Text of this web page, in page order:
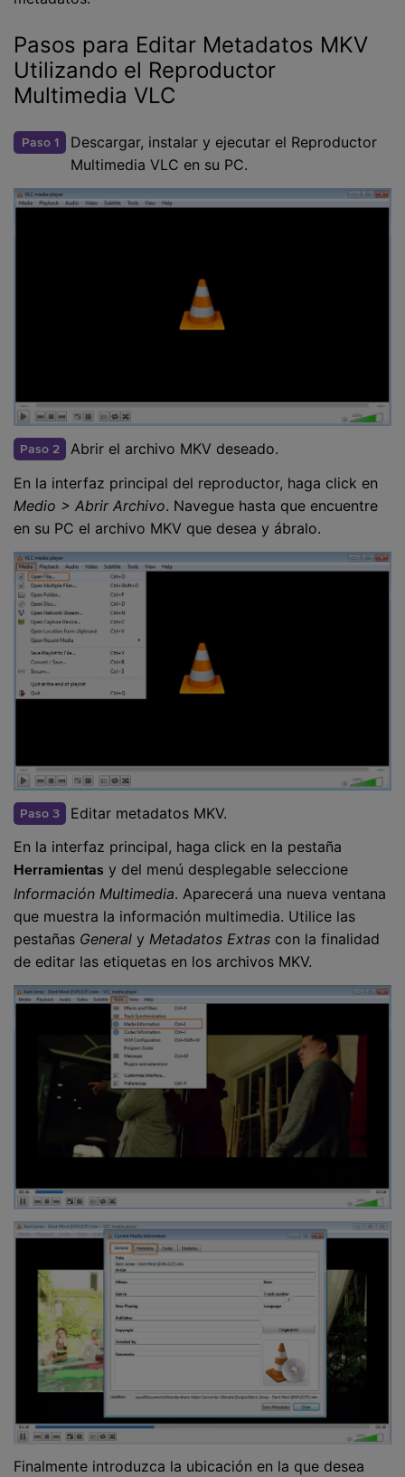
Pasos para Editar Metadatos MKV
Utilizando el Reproductor
Multimedia VLC
Paso 1
Descargar, instalar y ejecutar el Reproductor
Multimedia VLC en su PC.
Paso 2
Abrir el archivo MKV deseado.
En la interfaz principal del reproductor, haga click en
Medio > Abrir Archivo. Navegue hasta que encuentre
en su PC el archivo MKV que desea y ábralo.
Paso 3
Editar metadatos MKV.
En la interfaz principal, haga click en la pestaña
Herramientas y del menú desplegable seleccione
Información Multimedia. Aparecerá una nueva ventana
que muestra la información multimedia. Utilice las
pestañas General y Metadatos Extras con la finalidad
de editar las etiquetas en los archivos MKV.
Finalmente introduzca la ubicación en la que desea